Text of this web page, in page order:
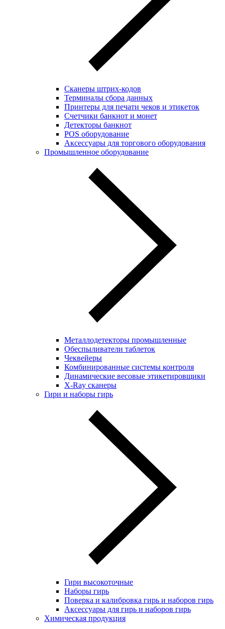
Сканеры штрих-кодов
Терминалы сбора данных
Принтеры для печати чеков и этикеток
Cчетчики банкнот и монет
Детекторы банкнот
POS оборудование
Аксессуары для торгового оборудования
Промышленное оборудование
Металлодетекторы промышленные
Обеспыливатели таблеток
Чеквейеры
Комбинированные системы контроля
Динамические весовые этикетировщики
X-Ray сканеры
Гири и наборы гирь
Гири высокоточные
Наборы гирь
Поверка и калибровка гирь и наборов гирь
Аксессуары для гирь и наборов гирь
Химическая продукция